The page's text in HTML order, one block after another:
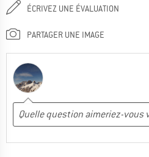
ÉCRIVEZ UNE ÉVALUATION
PARTAGER UNE IMAGE